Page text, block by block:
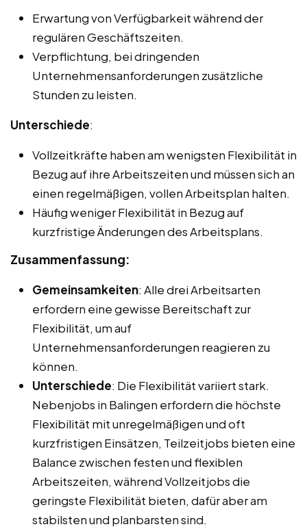
Erwartung von Verfügbarkeit während der
regulären Geschäftszeiten.
Verpflichtung, bei dringenden
Unternehmensanforderungen zusätzliche
Stunden zu leisten.
Unterschiede:
Vollzeitkräfte haben am wenigsten Flexibilität in
Bezug auf ihre Arbeitszeiten und müssen sich an
einen regelmäßigen, vollen Arbeitsplan halten.
Häufig weniger Flexibilität in Bezug auf
kurzfristige Änderungen des Arbeitsplans.
Zusammenfassung:
Gemeinsamkeiten: Alle drei Arbeitsarten
erfordern eine gewisse Bereitschaft zur
Flexibilität, um auf
Unternehmensanforderungen reagieren zu
können.
Unterschiede: Die Flexibilität variiert stark.
Nebenjobs in Balingen erfordern die höchste
Flexibilität mit unregelmäßigen und oft
kurzfristigen Einsätzen, Teilzeitjobs bieten eine
Balance zwischen festen und flexiblen
Arbeitszeiten, während Vollzeitjobs die
geringste Flexibilität bieten, dafür aber am
stabilsten und planbarsten sind.